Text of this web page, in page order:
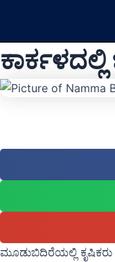
content
ಮೂಡುಬಿದಿರೆಯಲ್ಲಿ